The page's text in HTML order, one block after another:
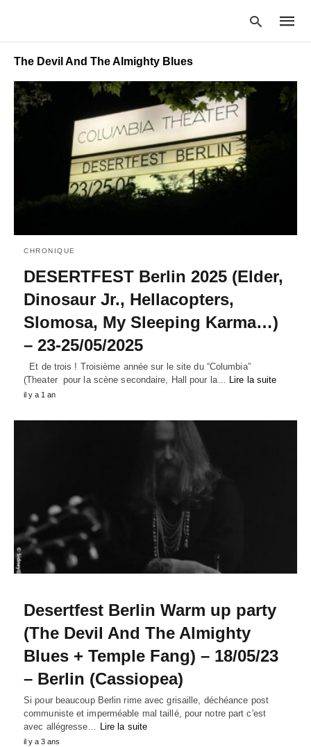
Type
The Devil And The Almighty Blues
CHRONIQUE
DESERTFEST Berlin 2025 (Elder,
Dinosaur Jr., Hellacopters,
Slomosa, My Sleeping Karma…)
– 23-25/05/2025
Et de trois ! Troisième année sur le site du “Columbia”
(Theater pour la scène secondaire, Hall pour la… Lire la suite
il y a 1 an
Desertfest Berlin Warm up party
(The Devil And The Almighty
Blues + Temple Fang) – 18/05/23
– Berlin (Cassiopea)
Si pour beaucoup Berlin rime avec grisaille, déchéance post
communiste et imperméable mal taillé, pour notre part c'est
avec allégresse… Lire la suite
il y a 3 ans